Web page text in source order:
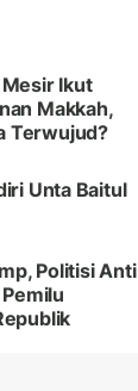
Ikut
Makkah,
Terwujud?
Unta Baitul
Politisi Anti